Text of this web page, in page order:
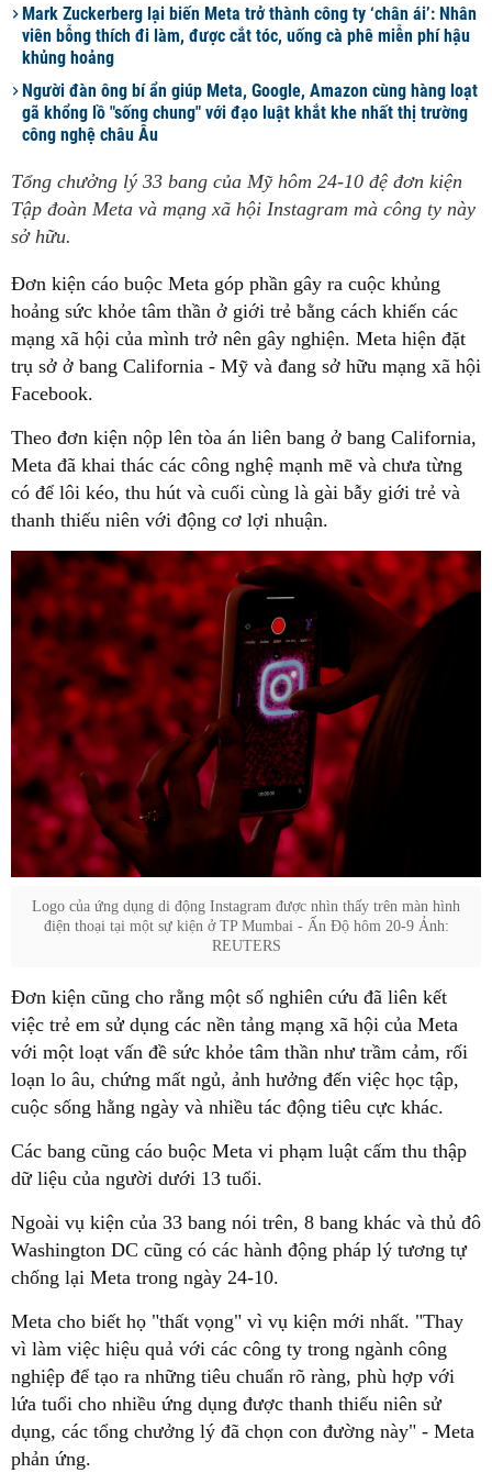
Mark Zuckerberg lại biến Meta trở thành công ty ‘chân ái’: Nhân
viên bỗng thích đi làm, được cắt tóc, uống cà phê miễn phí hậu
khủng hoảng
Người đàn ông bí ẩn giúp Meta, Google, Amazon cùng hàng loạt
gã khổng lồ "sống chung" với đạo luật khắt khe nhất thị trường
công nghệ châu Âu
Tổng chưởng lý 33 bang của Mỹ hôm 24-10 đệ đơn kiện
Tập đoàn Meta và mạng xã hội Instagram mà công ty này
sở hữu.
Đơn kiện cáo buộc Meta góp phần gây ra cuộc khủng
hoảng sức khỏe tâm thần ở giới trẻ bằng cách khiến các
mạng xã hội của mình trở nên gây nghiện. Meta hiện đặt
trụ sở ở bang California - Mỹ và đang sở hữu mạng xã hội
Facebook.
Theo đơn kiện nộp lên tòa án liên bang ở bang California,
Meta đã khai thác các công nghệ mạnh mẽ và chưa từng
có để lôi kéo, thu hút và cuối cùng là gài bẫy giới trẻ và
thanh thiếu niên với động cơ lợi nhuận.
Logo của ứng dụng di động Instagram được nhìn thấy trên màn hình
điện thoại tại một sự kiện ở TP Mumbai - Ấn Độ hôm 20-9 Ảnh:
REUTERS
Đơn kiện cũng cho rằng một số nghiên cứu đã liên kết
việc trẻ em sử dụng các nền tảng mạng xã hội của Meta
với một loạt vấn đề sức khỏe tâm thần như trầm cảm, rối
loạn lo âu, chứng mất ngủ, ảnh hưởng đến việc học tập,
cuộc sống hằng ngày và nhiều tác động tiêu cực khác.
Các bang cũng cáo buộc Meta vi phạm luật cấm thu thập
dữ liệu của người dưới 13 tuổi.
Ngoài vụ kiện của 33 bang nói trên, 8 bang khác và thủ đô
Washington DC cũng có các hành động pháp lý tương tự
chống lại Meta trong ngày 24-10.
Meta cho biết họ "thất vọng" vì vụ kiện mới nhất. "Thay
vì làm việc hiệu quả với các công ty trong ngành công
nghiệp để tạo ra những tiêu chuẩn rõ ràng, phù hợp với
lứa tuổi cho nhiều ứng dụng được thanh thiếu niên sử
dụng, các tổng chưởng lý đã chọn con đường này" - Meta
phản ứng.